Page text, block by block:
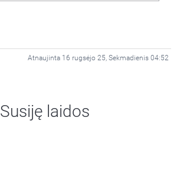
Atnaujinta 16 rugsėjo 25, Sekmadienis 04:52
Susiję laidos